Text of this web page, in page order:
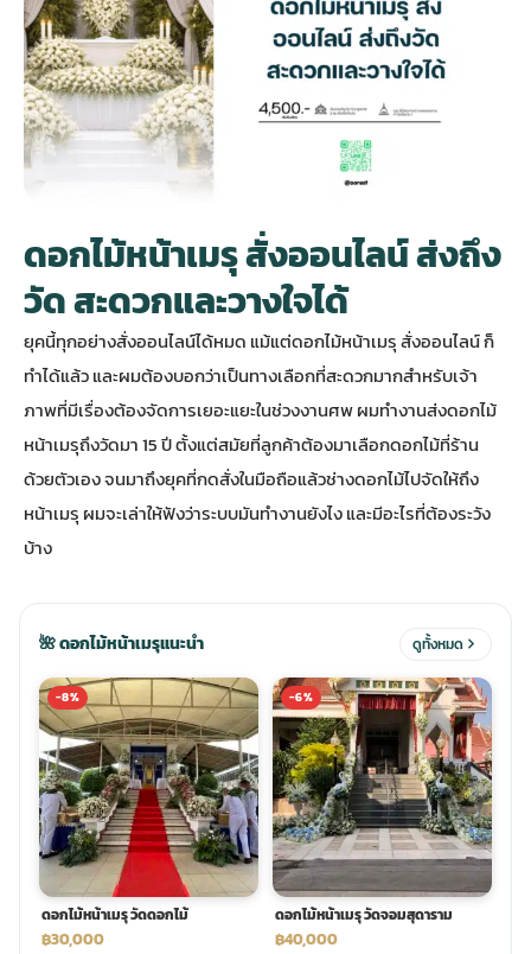
ดอกไม้หน้างานศพ
ดอกไม้หน้าโลง
จัดดอกไม้หน้ารูป
จัดดอกไม้หน้าโลง
ดอกไม้ศพ
ดอกไม้งานศพ ส่งด่วน
ดอกไม้งานศพ กรุงเทพ
ร้านดอกไม้งานศพ ใกล้ฉัน
ดอกไม้งานศพ ราคาถูก
จัดดอกไม้งานศพ ราคา
ดอกไม้งานศพ ส่งฟรี
ดอกไม้งานศพ ออนไลน์
ดอกไม้พวงหรีด
พวงหรีดปทุม
พวงหรีดพระราม 2
พวงหรีด ปากคลองตลาด
พวงหรีดราคาถูก
พวงหรีดดอกไม้สด
พวงหรีดดอกไม้สด ราคาถูก
ส่งพวงหรีด ด่วน กรุงเทพ
ร้านพวงหรีด กรุงเทพ ส่งฟรี
พวงหรีด ปากคลองตลาด ราคา
พวงหรีด ส่งด่วน วันนี้
กไม้หน้าเมรุ
าเมรุ ราคา
รุ กรุงเทพ
ม้หน้าเมรุ
มรุ ราคาถูก
ม้หน้าเมรุ
ระดับเมรุ
มรุ ส่งด่วน
น้าเมรุ กรุงเทพ
อกไม้งานแต่ง
ดอกไม้งานแต่ง
ไม้งานแต่ง แบบสวยๆ
พวงหรีดพัดลม ส่งด่วน
สั่งพวงหรีดพัดลม
ร้านพวงหรีดพัดลม
พวงหรีดพัดลม ปากคลองตลาด
พวงหรีดพัดลม แบบสวยๆ
แพ็คเกจจัดงานศพ
ค่าใช้จ่ายจัดงานศพ
จัดงานศพ วัด
ขั้นตอนจัดงานศพ
จัดงานศพ ราคาถูก
ดอกไม้หน้าเมรุ สั่งออนไลน์ ส่งถึง
วัด สะดวกและวางใจได้
ยุคนี้ทุกอย่างสั่งออนไลน์ได้หมด แม้แต่ดอกไม้หน้าเมรุ สั่งออนไลน์ ก็
ทำได้แล้ว และผมต้องบอกว่าเป็นทางเลือกที่สะดวกมากสำหรับเจ้า
ภาพที่มีเรื่องต้องจัดการเยอะแยะในช่วงงานศพ ผมทำงานส่งดอกไม้
หน้าเมรุถึงวัดมา 15 ปี ตั้งแต่สมัยที่ลูกค้าต้องมาเลือกดอกไม้ที่ร้าน
ด้วยตัวเอง จนมาถึงยุคที่กดสั่งในมือถือแล้วช่างดอกไม้ไปจัดให้ถึง
หน้าเมรุ ผมจะเล่าให้ฟังว่าระบบมันทำงานยังไง และมีอะไรที่ต้องระวัง
บ้าง
🌺 ดอกไม้หน้าเมรุแนะนำ ดูทั้งหมด
-8%
ดอกไม้หน้าเมรุ วัดดอกไม้
฿30,000
-6%
ดอกไม้หน้าเมรุ วัดจอมสุดาราม
฿40,000